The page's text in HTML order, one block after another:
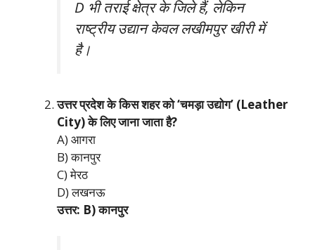
D भी तराई क्षेत्र के जिले हैं, लेकिन
राष्ट्रीय उद्यान केवल लखीमपुर खीरी में
है।
उत्तर प्रदेश के किस शहर को ‘चमड़ा उद्योग’ (Leather
City) के लिए जाना जाता है?
A) आगरा
B) कानपुर
C) मेरठ
D) लखनऊ
उत्तर: B) कानपुर